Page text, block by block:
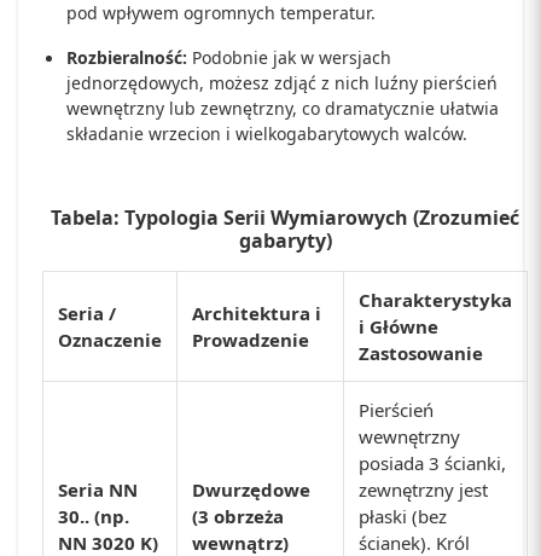
pod wpływem ogromnych temperatur.
Rozbieralność: Podobnie jak w wersjach
jednorzędowych, możesz zdjąć z nich luźny pierścień
wewnętrzny lub zewnętrzny, co dramatycznie ułatwia
składanie wrzecion i wielkogabarytowych walców.
Tabela: Typologia Serii Wymiarowych (Zrozumieć
gabaryty)
Seria /
Oznaczenie
Architektura i
Prowadzenie
Charakterystyka
i Główne
Zastosowanie
Seria NN
30.. (np.
NN 3020 K)
Dwurzędowe
(3 obrzeża
wewnątrz)
Pierścień
wewnętrzny
posiada 3 ścianki,
zewnętrzny jest
płaski (bez
ścianek). Król